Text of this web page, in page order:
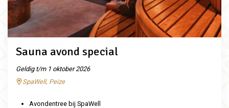
Sauna avond special
Geldig t/m 1 oktober 2026
SpaWell, Peize
Avondentree bij SpaWell